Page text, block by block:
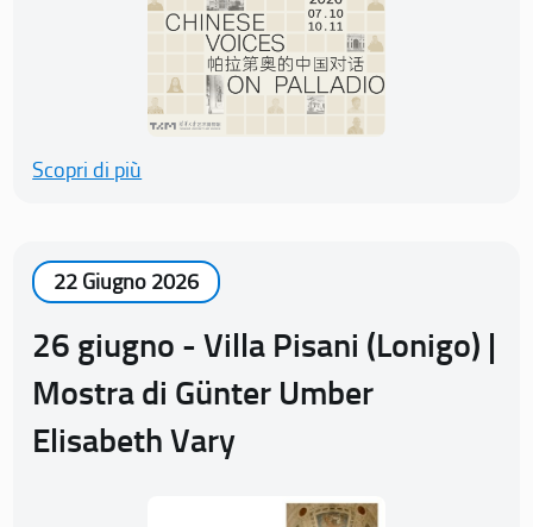
Scopri di più
22 Giugno 2026
26 giugno - Villa Pisani (Lonigo) |
Mostra di Günter Umber
Elisabeth Vary